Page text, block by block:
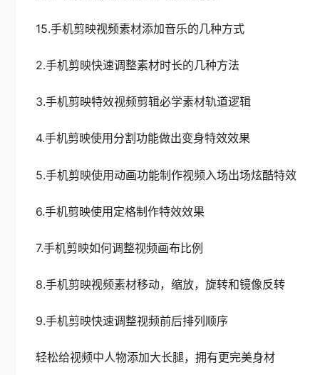
15.手机剪映视频素材添加音乐的几种方式
2.手机剪映快速调整素材时长的几种方法
3.手机剪映特效视频剪辑必学素材轨道逻辑
4.手机剪映使用分割功能做出变身特效效果
5.手机剪映使用动画功能制作视频入场出场炫酷特效
6.手机剪映使用定格制作特效效果
7.手机剪映如何调整视频画布比例
8.手机剪映视频素材移动，缩放，旋转和镜像反转
9.手机剪映快速调整视频前后排列顺序
轻松给视频中人物添加大长腿，拥有更完美身材